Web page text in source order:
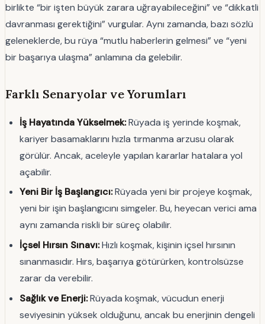
birlikte “bir işten büyük zarara uğrayabileceğini” ve “dikkatli
davranması gerektiğini” vurgular. Aynı zamanda, bazı sözlü
geleneklerde, bu rüya “mutlu haberlerin gelmesi” ve “yeni
bir başarıya ulaşma” anlamına da gelebilir.
Farklı Senaryolar ve Yorumları
İş Hayatında Yükselmek:Rüyada iş yerinde koşmak,
kariyer basamaklarını hızla tırmanma arzusu olarak
görülür. Ancak, aceleyle yapılan kararlar hatalara yol
açabilir.
Yeni Bir İş Başlangıcı:Rüyada yeni bir projeye koşmak,
yeni bir işin başlangıcını simgeler. Bu, heyecan verici ama
aynı zamanda riskli bir süreç olabilir.
İçsel Hırsın Sınavı:Hızlı koşmak, kişinin içsel hırsının
sınanmasıdır. Hırs, başarıya götürürken, kontrolsüzse
zarar da verebilir.
Sağlık ve Enerji:Rüyada koşmak, vücudun enerji
seviyesinin yüksek olduğunu, ancak bu enerjinin dengeli